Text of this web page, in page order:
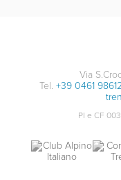
Via
Tel. +39 0461
PI e CF